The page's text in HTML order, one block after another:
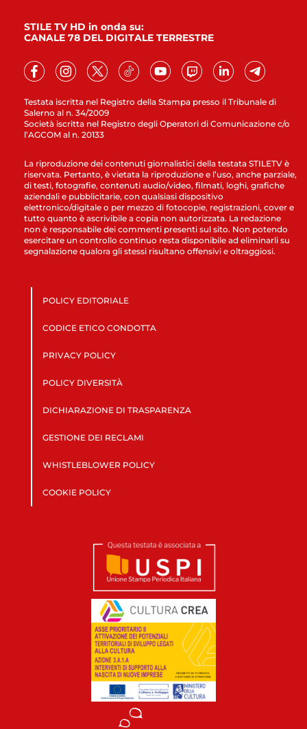
Testata iscritta nel Registro della Stampa presso il Tribunale di
Salerno al n. 34/2009
Società iscritta nel Registro degli Operatori di Comunicazione c/o
l’AGCOM al n. 20133
STILE TV HD in onda su:
CANALE 78 DEL DIGITALE TERRESTRE
La riproduzione dei contenuti giornalistici della testata STILETV è
riservata. Pertanto, è vietata la riproduzione e l’uso, anche parziale,
di testi, fotografie, contenuti audio/video, filmati, loghi, grafiche
aziendali e pubblicitarie, con qualsiasi dispositivo
elettronico/digitale o per mezzo di fotocopie, registrazioni, cover e
tutto quanto è ascrivibile a copia non autorizzata. La redazione
non è responsabile dei commenti presenti sul sito. Non potendo
esercitare un controllo continuo resta disponibile ad eliminarli su
segnalazione qualora gli stessi risultano offensivi e oltraggiosi.
POLICY EDITORIALE
CODICE ETICO CONDOTTA
PRIVACY POLICY
POLICY DIVERSITÀ
DICHIARAZIONE DI TRASPARENZA
GESTIONE DEI RECLAMI
WHISTLEBLOWER POLICY
COOKIE POLICY